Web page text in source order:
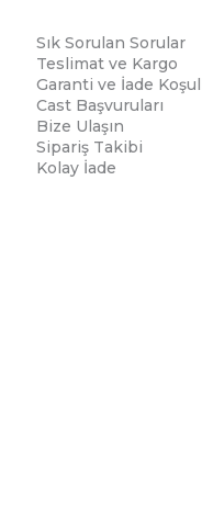
Sık Sorulan Sorular
Teslimat ve Kargo
Garanti ve İade
Cast Başvuruları
Bize Ulaşın
Sipariş Takibi
Kolay İade